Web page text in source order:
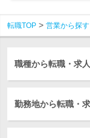
転職TOP 営業から探す
職種から転職・求
勤務地から転職・